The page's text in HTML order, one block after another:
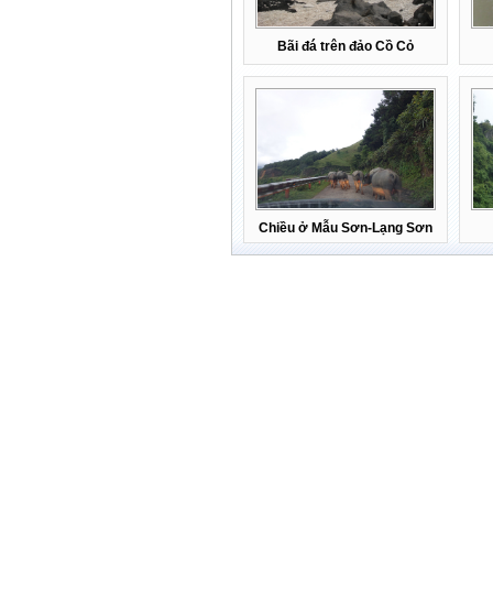
Bãi đá trên đảo Cồ Cỏ
Chiều ở Mẫu Sơn-Lạng Sơn